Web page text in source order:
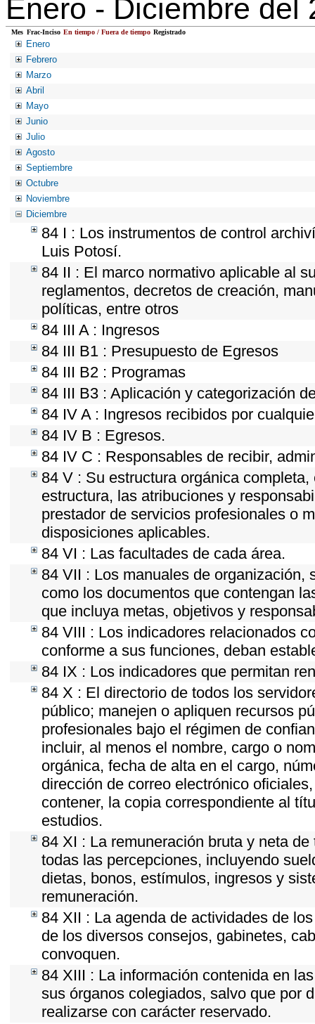
Enero - Diciembre del
Mes Frac-Inciso En tiempo / Fuera de tiempo Registrado
Enero
Febrero
Marzo
Abril
Mayo
Junio
Julio
Agosto
Septiembre
Octubre
Noviembre
Diciembre
84 I : Los instrumentos de control
Luis Potosí.
84 II : El marco normativo aplicable al
reglamentos, decretos de creación,
políticas, entre otros
84 III A : Ingresos
84 III B1 : Presupuesto de Egresos
84 III B2 : Programas
84 III B3 : Aplicación y categorización
84 IV A : Ingresos recibidos por
84 IV B : Egresos.
84 IV C : Responsables de recibir,
84 V : Su estructura orgánica
estructura, las atribuciones y
prestador de servicios profesionales o
disposiciones aplicables.
84 VI : Las facultades de cada área.
84 VII : Los manuales de
como los documentos que contengan
que incluya metas, objetivos y
84 VIII : Los indicadores relacionados
conforme a sus funciones, deban
84 IX : Los indicadores que permitan
84 X : El directorio de todos los
público; manejen o apliquen recursos
profesionales bajo el régimen de
incluir, al menos el nombre, cargo o
orgánica, fecha de alta en el cargo,
dirección de correo electrónico
contener, la copia correspondiente al
estudios.
84 XI : La remuneración bruta y neta
todas las percepciones, incluyendo
dietas, bonos, estímulos, ingresos y
remuneración.
84 XII : La agenda de actividades de
de los diversos consejos, gabinetes,
convoquen.
84 XIII : La información contenida en
sus órganos colegiados, salvo que por
realizarse con carácter reservado.